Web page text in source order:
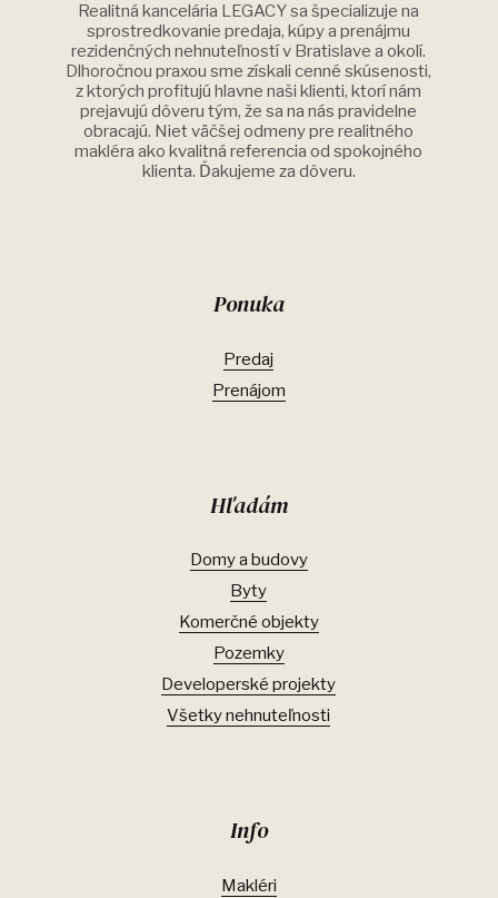
Realitná kancelária LEGACY sa špecializuje na
sprostredkovanie predaja, kúpy a prenájmu
rezidenčných nehnuteľností v Bratislave a okolí.
Dlhoročnou praxou sme získali cenné skúsenosti,
z ktorých profitujú hlavne naši klienti, ktorí nám
prejavujú dôveru tým, že sa na nás pravidelne
obracajú. Niet väčšej odmeny pre realitného
makléra ako kvalitná referencia od spokojného
klienta. Ďakujeme za dôveru.
Ponuka
Predaj
Prenájom
Hľadám
Domy a budovy
Byty
Komerčné objekty
Pozemky
Developerské projekty
Všetky nehnuteľnosti
Info
Makléri